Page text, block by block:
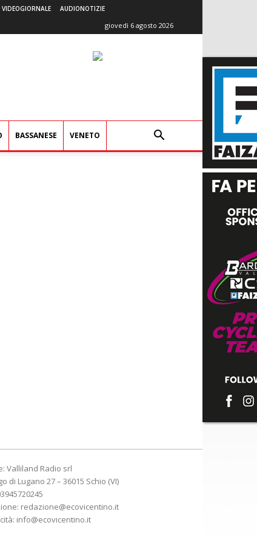
VIDEOGIORNALE AUDIONOTIZIE
giovedì 6 agosto 2026
BASSANESE VENETO
Valliland Radio srl
di Lugano 27 – 36015 Schio (VI)
redazione@ecovicentino.it
info@ecovicentino.it